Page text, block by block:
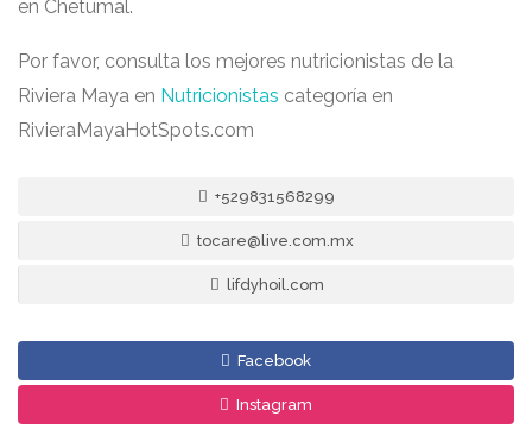
en Chetumal.
Por favor, consulta los mejores nutricionistas de la
Riviera Maya en Nutricionistas categoría en
RivieraMayaHotSpots.com
+529831568299
tocare@live.com.mx
lifdyhoil.com
Facebook
Instagram